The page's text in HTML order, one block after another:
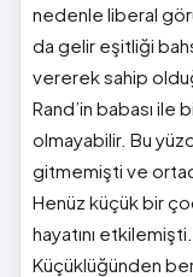
nedenle liberal
da gelir eşitliği
vererek sahip
Rand’in babası ile
olmayabilir. Bu
gitmemişti ve
Henüz küçük bir
hayatını
Küçüklüğünden